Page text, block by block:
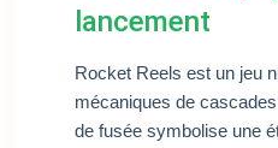
lancement
Rocket Reels est un jeu
mécaniques de
de fusée symbolise une